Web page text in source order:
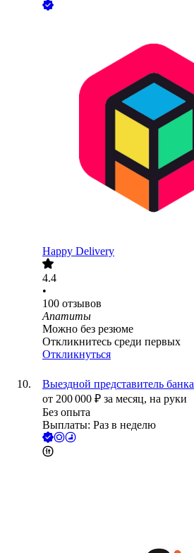
Happy Delivery
4.4
•
100 отзывов
Апатиты
Можно без резюме
Откликнитесь среди первых
Откликнуться
Выездной представитель банка
от 200 000 ₽ за месяц, на руки
Без опыта
Выплаты: Раз в неделю